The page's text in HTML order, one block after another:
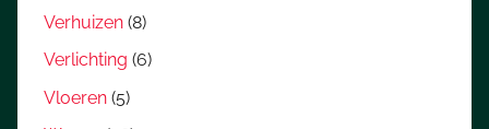
Verhuizen (8)
Verlichting (6)
Vloeren (5)